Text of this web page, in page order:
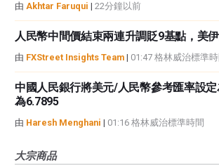
由 Akhtar Faruqui | 22分鐘以前
人民幣中間價結束兩連升調貶9基點，美
由 FXStreet Insights Team | 01:47 格林威治標準時
中國人民銀行將美元/人民幣參考匯率設
為6.7895
由 Haresh Menghani | 01:16 格林威治標準時間
大宗商品